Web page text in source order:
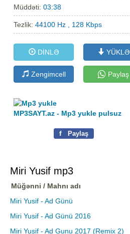
Müddəti:03:38
Tezlik:44100 Hz , 128 Kbps
DİNLƏ YÜKLƏ
Zengimcell Paylaş
MP3SAYT.az - Mp3 yukle pulsuz
f Paylaş
Miri Yusif mp3
Müğənni / Mahnı adı
Miri Yusif - Ad Günü
Miri Yusif - Ad Günü 2016
Miri Yusif - Ad Gunu 2017 (Remix 2)